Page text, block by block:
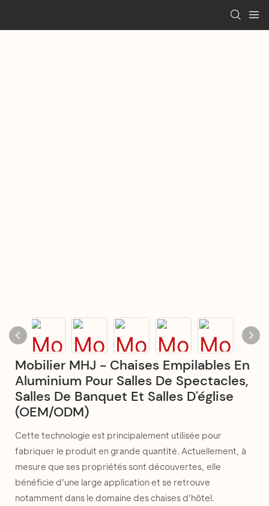
Mobilier MHJ - Chaises Empilables En
Aluminium Pour Salles De Spectacles,
Salles De Banquet Et Salles D'église
(OEM/ODM)
Cette technologie est principalement utilisée pour
fabriquer le produit en grande quantité. Actuellement, à
mesure que ses propriétés sont découvertes, elle
bénéficie d'une large application et se retrouve
notamment dans le domaine des chaises d'hôtel.